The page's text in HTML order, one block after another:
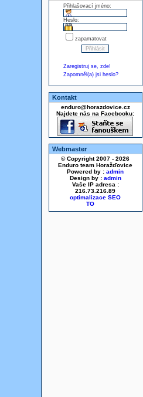
Přihlašovací jméno:
Heslo:
zapamatovat
Zaregistruj se, zde!
Zapomněl(a) jsi heslo?
Kontakt
enduro@horazdovice.cz
Najdete nás na Facebooku:
Webmaster
© Copyright 2007 - 2026
Enduro team Horažďovice
Powered by : admin
Design by : admin
Vaše IP adresa :
216.73.216.89
optimalizace SEO